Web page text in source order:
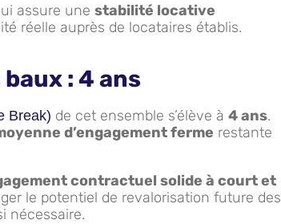
assure une stabilité locative
réelle auprès de locataires établis.
: 4 ans
Break) de cet ensemble s’élève à 4 ans.
d’engagement ferme restante
contractuel solide à court et
le potentiel de revalorisation future des
nécessaire.